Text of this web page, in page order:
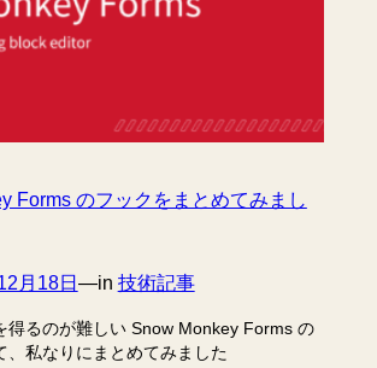
Forms のフックをまとめてみまし
月18日 —in 技術記事
得るのが難しい Snow Monkey Forms の
、私なりにまとめてみました